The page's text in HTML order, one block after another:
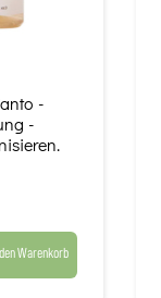
-
-
den Warenkorb